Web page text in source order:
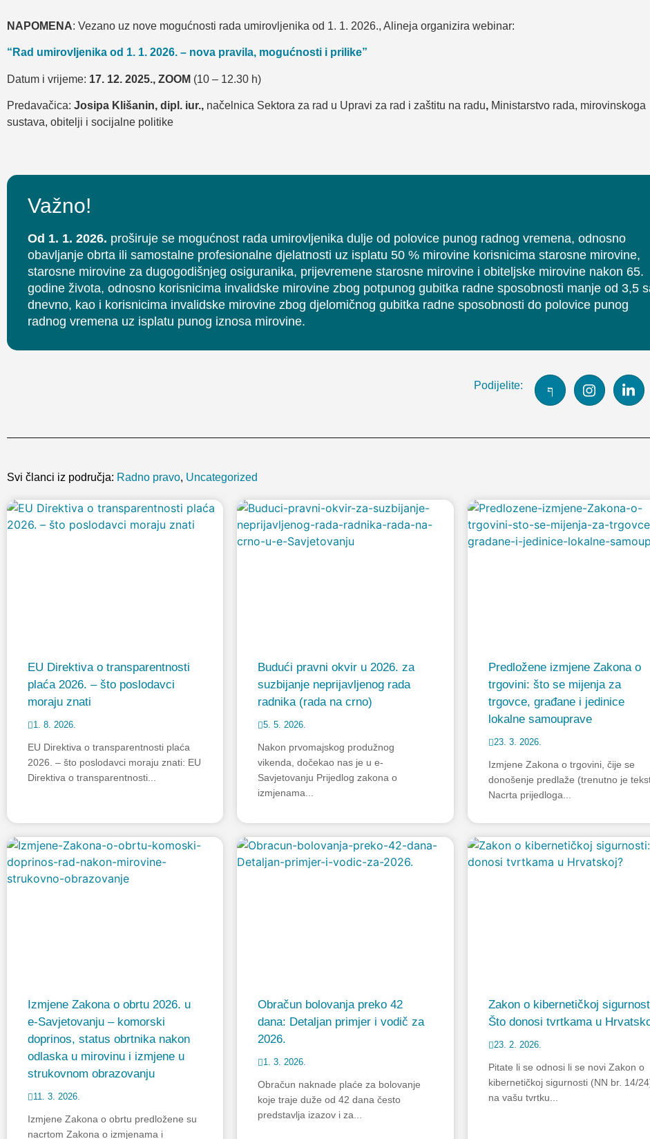
NAPOMENA: Vezano uz nove mogućnosti rada umirovljenika od 1. 1. 2026., Alineja organizira webinar:
“Rad umirovljenika od 1. 1. 2026. – nova pravila, mogućnosti i prilike”
Datum i vrijeme: 17. 12. 2025., ZOOM (10 – 12.30 h)
Predavačica: Josipa Klišanin, dipl. iur., načelnica Sektora za rad u Upravi za rad i zaštitu na radu, Ministarstvo rada, mirovinskoga
sustava, obitelji i socijalne politike
Važno!
Od 1. 1. 2026. proširuje se mogućnost rada umirovljenika dulje od polovice punog radnog vremena, odnosno
obavljanje obrta ili samostalne profesionalne djelatnosti uz isplatu 50 % mirovine korisnicima starosne mirovine,
starosne mirovine za dugogodišnjeg osiguranika, prijevremene starosne mirovine i obiteljske mirovine nakon 65.
godine života, odnosno korisnicima invalidske mirovine zbog potpunog gubitka radne sposobnosti manje od 3,5
dnevno, kao i korisnicima invalidske mirovine zbog djelomičnog gubitka radne sposobnosti do polovice punog
radnog vremena uz isplatu punog iznosa mirovine.
Podijelite:
Svi članci iz područja: Radno pravo, Uncategorized
EU Direktiva o transparentnosti
plaća 2026. – što poslodavci
moraju znati
1. 8. 2026.
EU Direktiva o transparentnosti plaća
2026. – što poslodavci moraju znati: EU
Direktiva o transparentnosti...
Budući pravni okvir u 2026. za
suzbijanje neprijavljenog rada
radnika (rada na crno)
5. 5. 2026.
Nakon prvomajskog produžnog
vikenda, dočekao nas je u e-
Savjetovanju Prijedlog zakona o
izmjenama...
Predložene izmjene Zakona o
trgovini: što se mijenja za
trgovce, građane i jedinice
lokalne samouprave
23. 3. 2026.
Izmjene Zakona o trgovini, čije se
donošenje predlaže (trenutno je
Nacrta prijedloga...
Izmjene Zakona o obrtu 2026. u
e-Savjetovanju – komorski
doprinos, status obrtnika nakon
odlaska u mirovinu i izmjene u
strukovnom obrazovanju
11. 3. 2026.
Izmjene Zakona o obrtu predložene su
nacrtom Zakona o izmjenama i
Obračun bolovanja preko 42
dana: Detaljan primjer i vodič za
2026.
1. 3. 2026.
Obračun naknade plaće za bolovanje
koje traje duže od 42 dana često
predstavlja izazov i za...
Zakon o kibernetičkoj
Što donosi tvrtkama u
23. 2. 2026.
Pitate li se odnosi li se novi Zakon o
kibernetičkoj sigurnosti (NN br. 14/
na vašu tvrtku...